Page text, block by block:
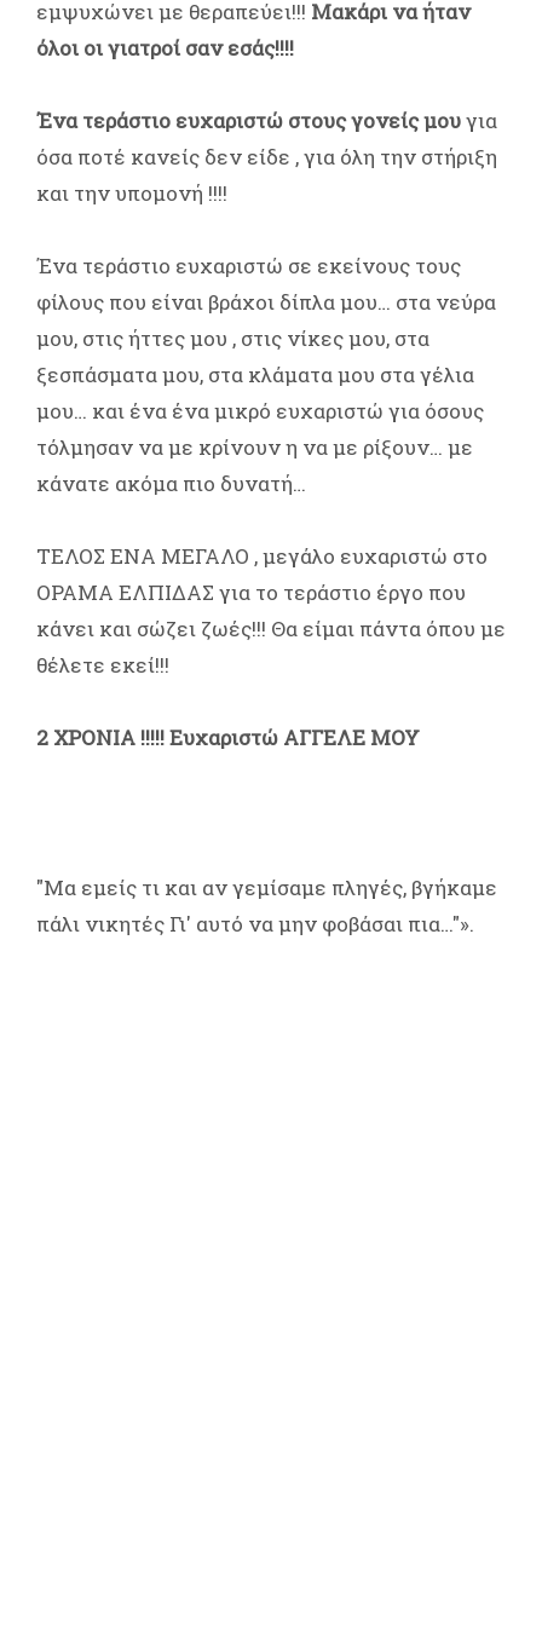
εμψυχώνει με θεραπεύει!!! Μακάρι να ήταν
όλοι οι γιατροί σαν εσάς!!!!
Ένα τεράστιο ευχαριστώ στους γονείς μουγια
όσα ποτέ κανείς δεν είδε , για όλη την στήριξη
και την υπομονή !!!!
Ένα τεράστιο ευχαριστώ σε εκείνους τους
φίλους που είναι βράχοι δίπλα μου… στα νεύρα
μου, στις ήττες μου , στις νίκες μου, στα
ξεσπάσματα μου, στα κλάματα μου στα γέλια
μου… και ένα ένα μικρό ευχαριστώ για όσους
τόλμησαν να με κρίνουν η να με ρίξουν… με
κάνατε ακόμα πιο δυνατή…
ΤΕΛΟΣ ΕΝΑ ΜΕΓΑΛΟ , μεγάλο ευχαριστώ στο
ΟΡΑΜΑ ΕΛΠΙΔΑΣ για το τεράστιο έργο που
κάνει και σώζει ζωές!!! Θα είμαι πάντα όπου με
θέλετε εκεί!!!
2 ΧΡΟΝΙΑ !!!!! Ευχαριστώ ΑΓΓΕΛΕ ΜΟΥ
"Μα εμείς τι και αν γεμίσαμε πληγές, βγήκαμε
πάλι νικητές Γι' αυτό να μην φοβάσαι πια…"».